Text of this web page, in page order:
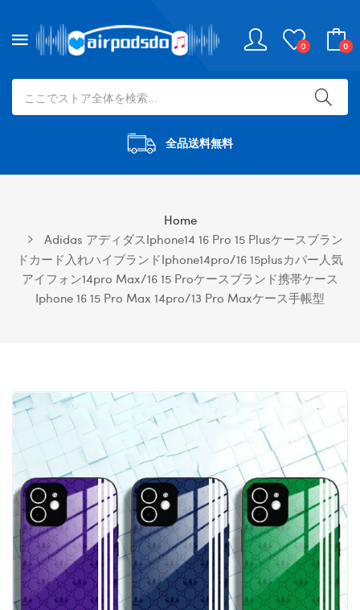
0 0
全品送料無料
Home
Adidas アディダスiphone14 16 Pro 15 Plusケースブラン
ドカード入れハイブランドiphone14pro/16 15plusカバー人気
アイフォン14pro Max/16 15 Proケースブランド携帯ケース
Iphone 16 15 Pro Max 14pro/13 Pro Maxケース手帳型